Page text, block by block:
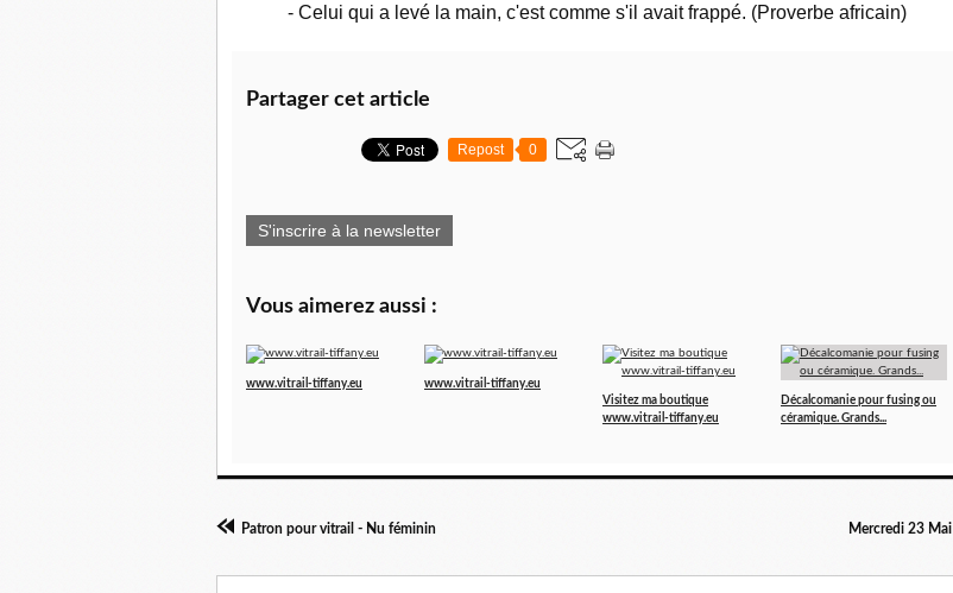
- Celui qui a levé la main, c'est comme s'il avait frappé. (Proverbe africain)
Partager cet article
Repost 0
S'inscrire à la newsletter
Vous aimerez aussi :
www.vitrail-tiffany.eu
www.vitrail-tiffany.eu
Visitez ma boutique
www.vitrail-tiffany.eu
Décalcomanie pour fusing ou
céramique. Grands...
Patron pour vitrail - Nu féminin Mercredi 23 Mai